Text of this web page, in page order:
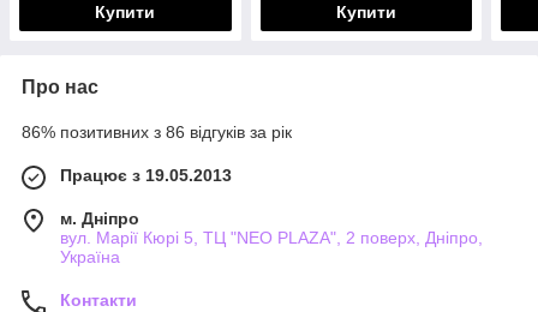
Купити Купити
Про нас
86% позитивних з 86 відгуків за рік
Працює з 19.05.2013
м. Дніпро
вул. Марії Кюрі 5, ТЦ "NEO PLAZA", 2 поверх, Дніпро,
Україна
Контакти